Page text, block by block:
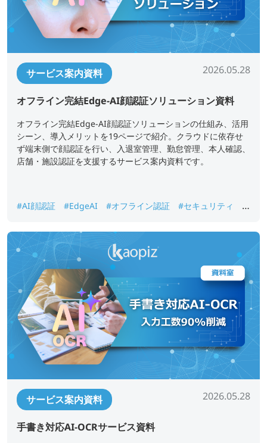
サービス案内資料 2026.05.28
オフライン完結Edge-AI顔認証ソリューション資料
オフライン完結Edge-AI顔認証ソリューションの仕組み、活用
シーン、導入メリットを19ページで紹介。クラウドに依存せ
ず端末側で顔認証を行い、入退室管理、勤怠管理、本人確認、
店舗・施設認証を支援するサービス案内資料です。
#AI顔認証 #EdgeAI #オフライン認証 #セキュリティ
#
サービス案内資料 2026.05.28
手書き対応AI-OCRサービス資料